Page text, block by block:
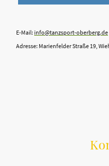
E-Mail: info@tanzsport-oberberg.de
Adresse: Marienfelder Straße 19,